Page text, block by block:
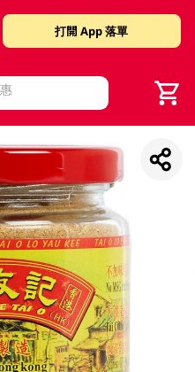
打開 App 落單